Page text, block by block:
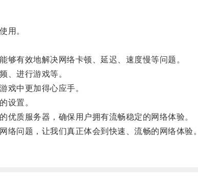
用。
有效地解决网络卡顿、延迟、速度慢等问题。
进行游戏等。
中更加得心应手。
设置。
质服务器，确保用户拥有流畅稳定的网络体验。
问题，让我们真正体会到快速、流畅的网络体验。